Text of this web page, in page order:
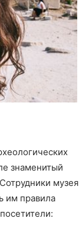
знаменитый
музея
им правила